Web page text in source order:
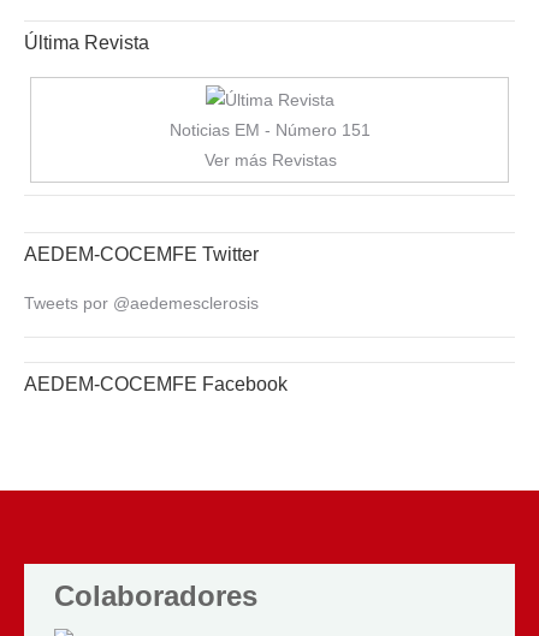
Última Revista
Noticias EM - Número 151
Ver más Revistas
AEDEM-COCEMFE Twitter
Tweets por @aedemesclerosis
AEDEM-COCEMFE Facebook
Colaboradores